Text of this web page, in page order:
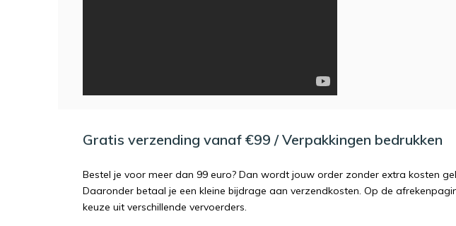
Gratis verzending vanaf €99 / Verpakkingen bedrukken
Bestel je voor meer dan 99 euro? Dan wordt jouw order zonder extra kosten
Daaronder betaal je een kleine bijdrage aan verzendkosten. Op de
keuze uit verschillende vervoerders.